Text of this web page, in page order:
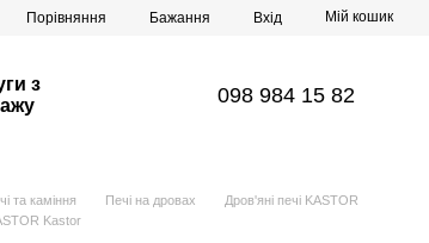
Порівняння Бажання Вхід Мій кошик
з
098 984 15 82
та каміння Печі на дровах
Дров'яні печі KASTOR
Kastor